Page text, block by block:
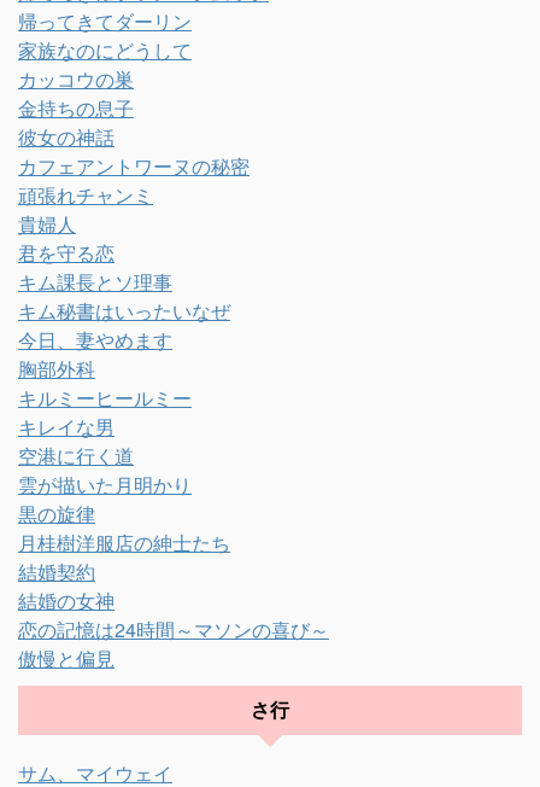
帰ってきてダーリン
家族なのにどうして
カッコウの巣
金持ちの息子
彼女の神話
カフェアントワーヌの秘密
頑張れチャンミ
貴婦人
君を守る恋
キム課長とソ理事
キム秘書はいったいなぜ
今日、妻やめます
胸部外科
キルミーヒールミー
キレイな男
空港に行く道
雲が描いた月明かり
黒の旋律
月桂樹洋服店の紳士たち
結婚契約
結婚の女神
恋の記憶は24時間～マソンの喜び～
傲慢と偏見
さ行
サム、マイウェイ